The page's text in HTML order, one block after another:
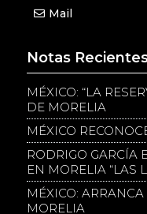
Mail
Notas
MÉXICO: “LA
DE MORELIA
MÉXICO
RODRIGO GARCÍA
EN MORELIA “LAS
MÉXICO:
MORELIA